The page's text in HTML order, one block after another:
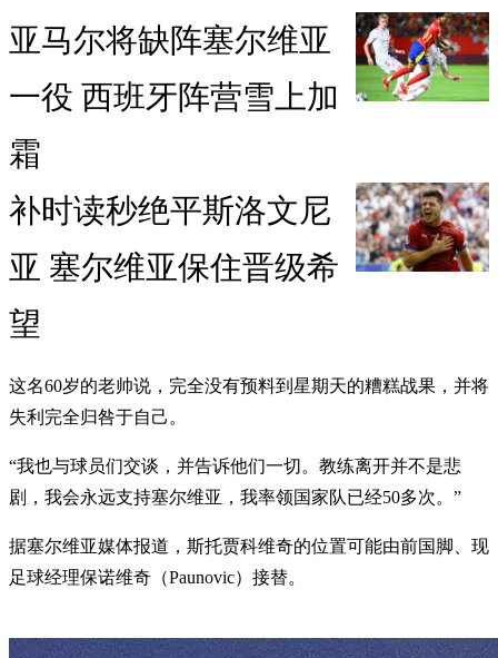
亚马尔将缺阵塞尔维亚
一役 西班牙阵营雪上加
霜
补时读秒绝平斯洛文尼
亚 塞尔维亚保住晋级希
望
这名60岁的老帅说，完全没有预料到星期天的糟糕战果，并将
失利完全归咎于自己。
“我也与球员们交谈，并告诉他们一切。教练离开并不是悲
剧，我会永远支持塞尔维亚，我率领国家队已经50多次。”
据塞尔维亚媒体报道，斯托贾科维奇的位置可能由前国脚、现
足球经理保诺维奇（Paunovic）接替。